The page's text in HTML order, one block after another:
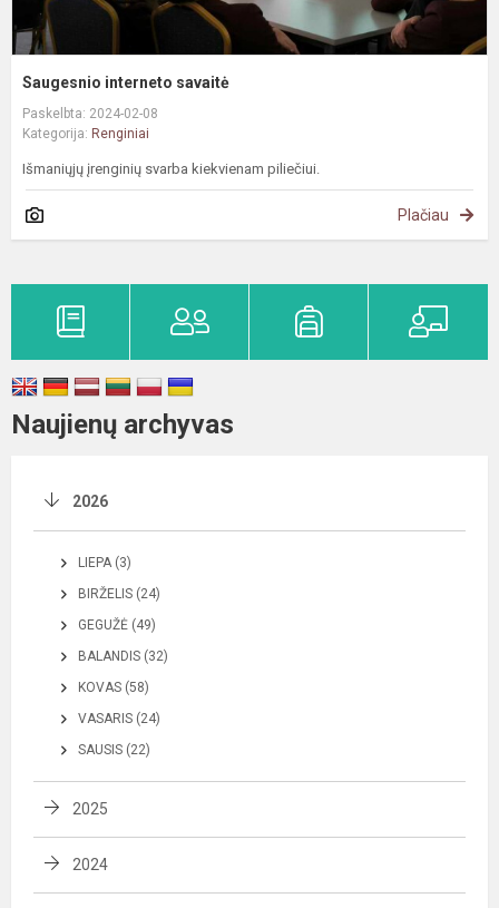
Saugesnio interneto savaitė
Paskelbta: 2024-02-08
Kategorija: Renginiai
Išmaniųjų įrenginių svarba kiekvienam piliečiui.
Plačiau
Naujienų archyvas
2026
LIEPA (3)
BIRŽELIS (24)
GEGUŽĖ (49)
BALANDIS (32)
KOVAS (58)
VASARIS (24)
SAUSIS (22)
2025
2024